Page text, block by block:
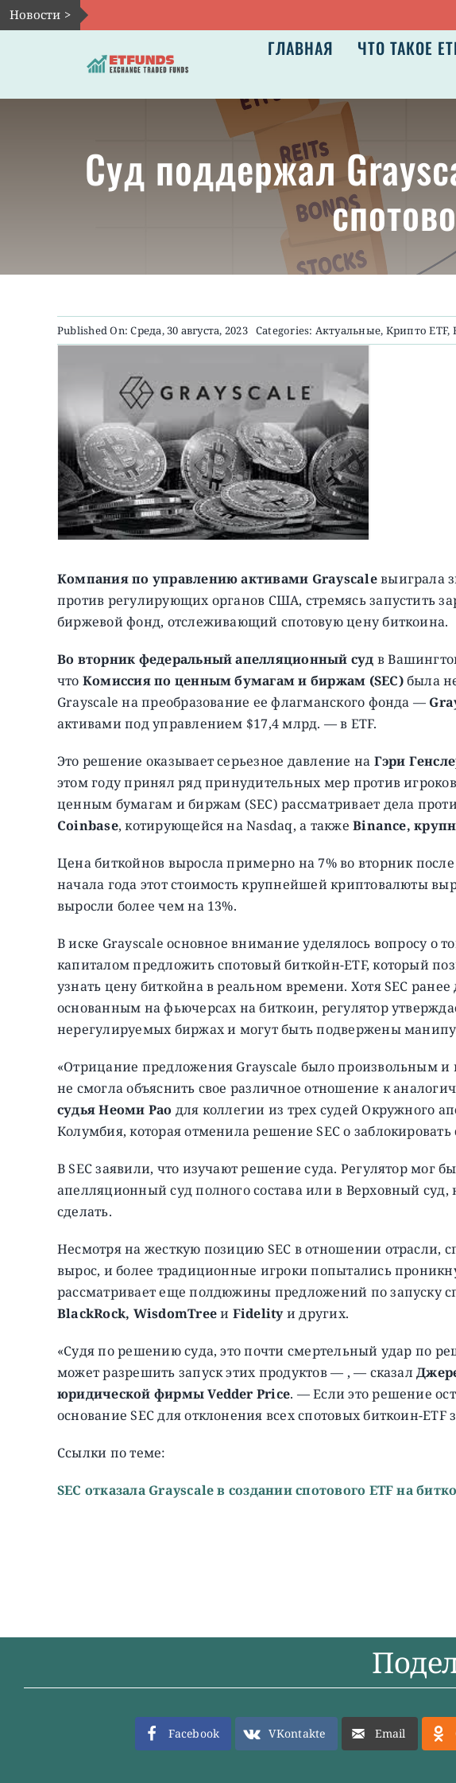
Skip
to
Новости >
ГЛАВНАЯ ЧТО ТАКОЕ
Суд поддержал
Published On: Среда, 30 августа, 2023 Categories: Актуальные, Крипто ETF,
Компания по управлению активами Grayscaleвыиграла
против регулирующих органов США, стремясь запустить
биржевой фонд, отслеживающий спотовую цену биткоина.
Во вторник федеральный апелляционный суд в
что Комиссия по ценным бумагам и биржам (SEC)была
Grayscale на преобразование ее флагманского фонда —
активами под управлением $17,4 млрд. — в ETF.
Это решение оказывает серьезное давление на Гэри
этом году принял ряд принудительных мер против
ценным бумагам и биржам (SEC) рассматривает дела
Coinbase, котирующейся на Nasdaq, а такжеBinance,
Цена биткойнов выросла примерно на 7% во вторник
начала года этот стоимость крупнейшей криптовалюты
выросли более чем на 13%.
В иске Grayscale основное внимание уделялось вопросу о
капиталом предложить спотовый биткойн-ETF, который
узнать цену биткойна в реальном времени. Хотя SEC ранее
основанным на фьючерсах на биткоин, регулятор
нерегулируемых биржах и могут быть подвержены
«Отрицание предложения Grayscale было произвольным
не смогла объяснить свое различное отношение к
судья Неоми Рао для коллегии из трех судей Окружного
Колумбия, которая отменила решение SEC о заблокировать
В SEC заявили, что изучают решение суда. Регулятор мог
апелляционный суд полного состава или в Верховный суд,
сделать.
Несмотря на жесткую позицию SEC в отношении отрасли,
вырос, и более традиционные игроки попытались
рассматривает еще полдюжины предложений по запуску
BlackRock, WisdomTreeи Fidelityи других.
«Судя по решению суда, это почти смертельный удар по
может разрешить запуск этих продуктов — , — сказал
юридической фирмы Vedder Price. — Если это решение
основание SEC для отклонения всех спотовых биткоин-ETF
Ссылки по теме:
SEC отказала Grayscale в создании спотового ETF на
Facebook VKontakte Email